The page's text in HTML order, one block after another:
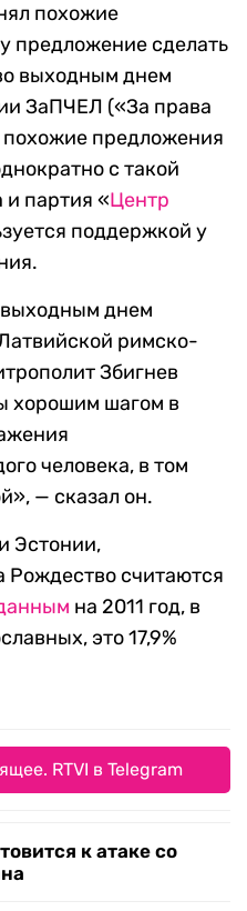
похожие
предложение сделать
выходным днем
ЗаПЧЕЛ («За права
похожие предложения
с такой
и партия «Центр
поддержкой у
выходным днем
римско-
Збигнев
хорошим шагом в
человека, в том
— сказал он.
Эстонии,
считаются
на 2011 год, в
это 17,9%
RTVI в Telegram
к атаке со